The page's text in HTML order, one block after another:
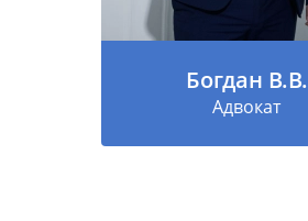
Богдан В.В.
Адвокат